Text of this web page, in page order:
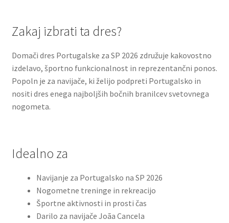
Zakaj izbrati ta dres?
Domači dres Portugalske za SP 2026 združuje kakovostno
izdelavo, športno funkcionalnost in reprezentančni ponos.
Popoln je za navijače, ki želijo podpreti Portugalsko in
nositi dres enega najboljših bočnih branilcev svetovnega
nogometa.
Idealno za
Navijanje za Portugalsko na SP 2026
Nogometne treninge in rekreacijo
Športne aktivnosti in prosti čas
Darilo za navijače Joãa Cancela